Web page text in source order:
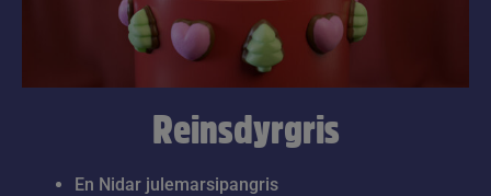
Reinsdyrgris
En Nidar julemarsipangris